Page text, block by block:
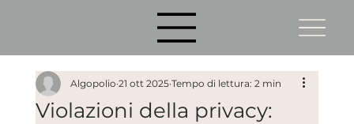
Violazioni della privacy:
Algopolio 21 ott 2025 Tempo di lettura: 2 min